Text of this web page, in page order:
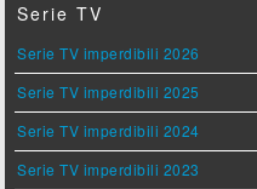
Serie TV
Serie TV imperdibili 2026
Serie TV imperdibili 2025
Serie TV imperdibili 2024
Serie TV imperdibili 2023